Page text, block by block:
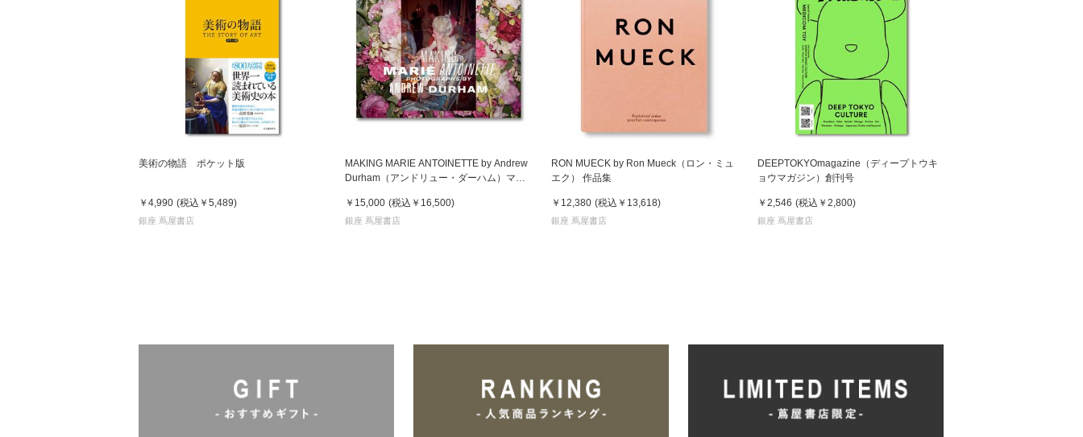
美術の物語 ポケット版
￥4,990 (税込 ￥5,489)
銀座 蔦屋書店
MAKING MARIE ANTOINETTE by Andrew
Durham（アンドリュー・ダーハム）マリ
￥15,000 (税込 ￥16,500)
銀座 蔦屋書店
RON MUECK by Ron Mueck（ロン・ミュ
エク） 作品集
￥12,380 (税込 ￥13,618)
銀座 蔦屋書店
DEEPTOKYOmagazine（ディープトウキ
ョウマガジン）創刊号
￥2,546 (税込 ￥2,800)
銀座 蔦屋書店